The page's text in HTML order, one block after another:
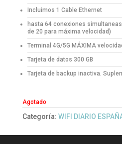
Incluimos 1 Cable Ethernet
hasta 64 conexiones
de 20 para máxima velocidad)
Terminal 4G/5G MÁXIMA
Tarjeta de datos 300 GB
Tarjeta de backup inactiva.
Agotado
Categoría: WIFI DIARIO